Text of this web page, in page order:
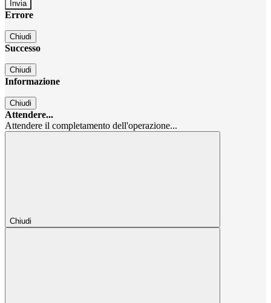
Errore
Chiudi
Successo
Chiudi
Informazione
Chiudi
Attendere...
Attendere il completamento dell'operazione...
Chiudi